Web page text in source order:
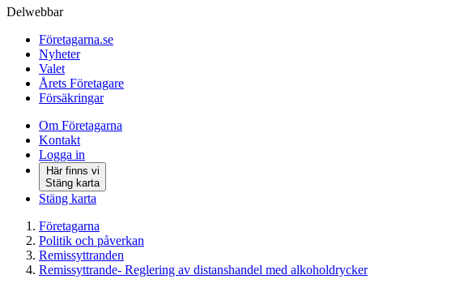
Delwebbar
Företagarna.se
Nyheter
Valet
Årets Företagare
Försäkringar
Om Företagarna
Kontakt
Logga in
Här finns vi
Stäng karta
Stäng karta
Företagarna
Politik och påverkan
Remissyttranden
Remissyttrande- Reglering av distanshandel med alkoholdrycker